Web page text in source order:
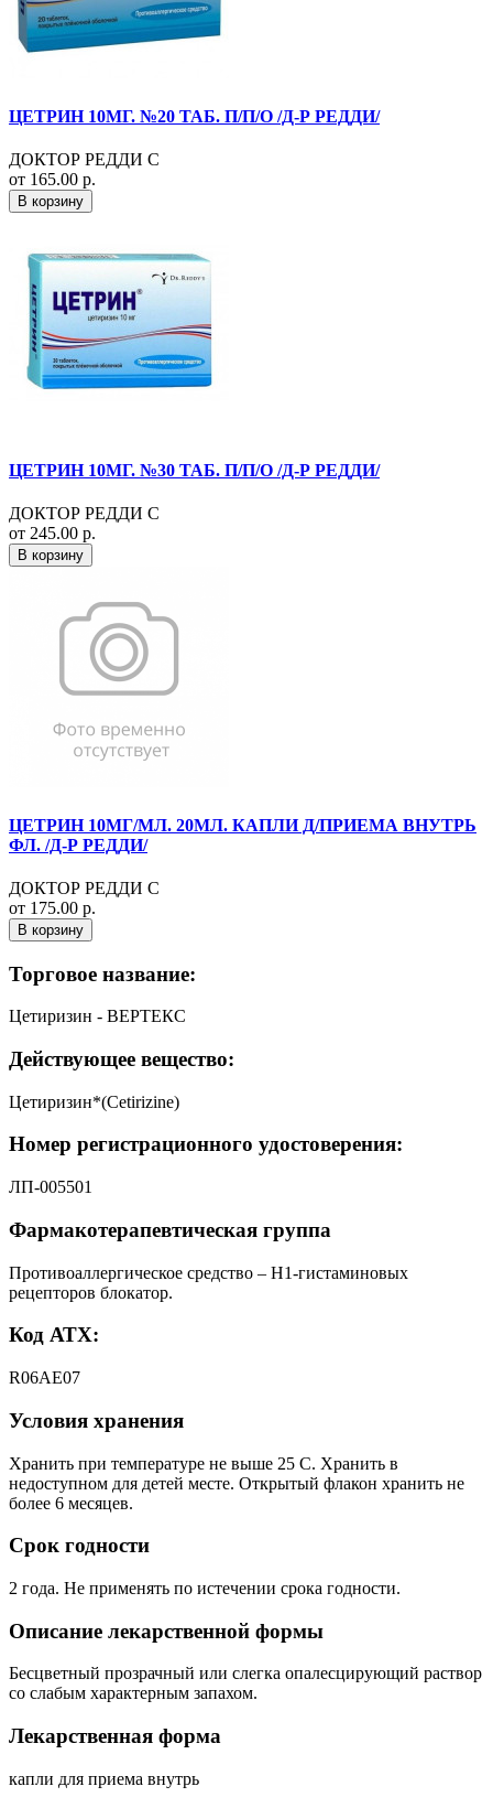
ЦЕТРИН 10МГ. №20 ТАБ. П/П/О /Д-Р РЕДДИ/
ДОКТОР РЕДДИ С
от 165.00 р.
В корзину
ЦЕТРИН 10МГ. №30 ТАБ. П/П/О /Д-Р РЕДДИ/
ДОКТОР РЕДДИ С
от 245.00 р.
В корзину
ЦЕТРИН 10МГ/МЛ. 20МЛ. КАПЛИ Д/ПРИЕМА ВНУТРЬ
ФЛ. /Д-Р РЕДДИ/
ДОКТОР РЕДДИ С
от 175.00 р.
В корзину
Торговое название:
Цетиризин - ВЕРТЕКС
Действующее вещество:
Цетиризин*(Cetirizine)
Номер регистрационного удостоверения:
ЛП-005501
Фармакотерапевтическая группа
Противоаллергическое средство – Н1-гистаминовых
рецепторов блокатор.
Код АТХ:
R06AE07
Условия хранения
Хранить при температуре не выше 25 С. Хранить в
недоступном для детей месте. Открытый флакон хранить не
более 6 месяцев.
Срок годности
2 года. Не применять по истечении срока годности.
Описание лекарственной формы
Бесцветный прозрачный или слегка опалесцирующий раствор
со слабым характерным запахом.
Лекарственная форма
капли для приема внутрь